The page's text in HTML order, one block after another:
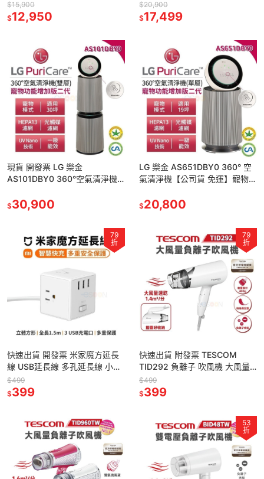
FS151PBK0 現貨 經典版 象牙白
清淨機
$15,900
$12,950
FS151PCJ0 經典版 奶茶棕 清淨
機
$20,900
$17,499
現貨 開發票 LG 樂金
AS101DBY0 360°空氣清淨機
版二代 HEPA濾網
$30,900
LG 樂金 AS651DBY0 360° 空
氣清淨機【公司貨 免運】寵物功
層】HEPA濾網
$20,800
79
折
快速出貨 開發票 米家魔方延長
線 USB延長線 多孔延長線 小米
公司貨 自動斷電 插座 充電器 快
充頭 小米延長線
$499
$399
79
折
快速出貨 附發票 TESCOM
TID292 負離子 吹風機 大風量
【全新 原廠公司貨】輕巧便攜
一年保固 TW 吹風機
$499
$399
53
折